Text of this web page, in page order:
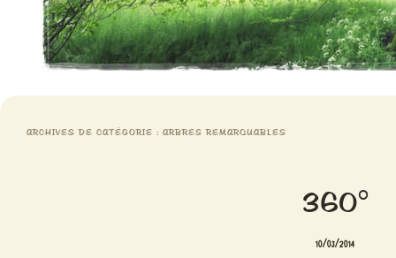
ARCHIVES DE CATÉGORIE : ARBRES REMARQUABLES
360°
10/03/2014